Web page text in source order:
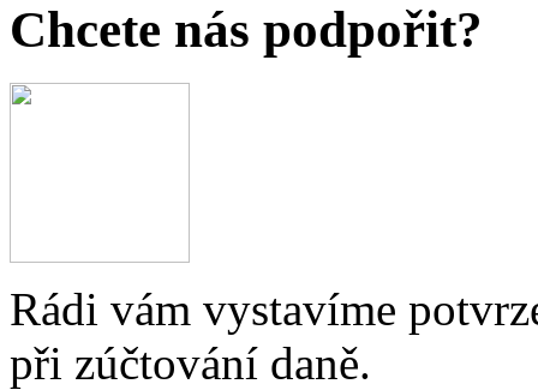
Chcete nás podpořit?
Rádi vám vystavíme
při zúčtování daně.